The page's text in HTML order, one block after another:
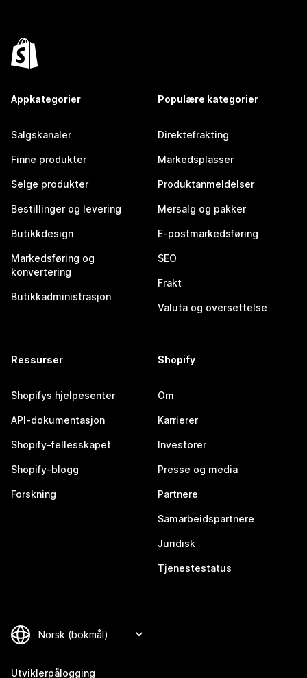
Appkategorier
Salgskanaler
Finne produkter
Selge produkter
Bestillinger og levering
Butikkdesign
Markedsføring og
konvertering
Butikkadministrasjon
Populære kategorier
Direktefrakting
Markedsplasser
Produktanmeldelser
Mersalg og pakker
E-postmarkedsføring
SEO
Frakt
Valuta og oversettelse
Ressurser
Shopifys hjelpesenter
API-dokumentasjon
Shopify-fellesskapet
Shopify-blogg
Forskning
Shopify
Om
Karrierer
Investorer
Presse og media
Partnere
Samarbeidspartnere
Juridisk
Tjenestestatus
Utviklerpålogging